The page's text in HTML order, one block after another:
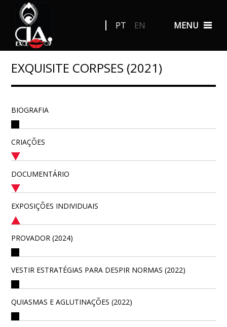
MENU
PT EN
EXQUISITE CORPSES (2021)
BIOGRAFIA
CRIAÇÕES
DOCUMENTÁRIO
EXPOSIÇÕES INDIVIDUAIS
PROVADOR (2024)
VESTIR ESTRATÉGIAS PARA DESPIR NORMAS (2022)
QUIASMAS E AGLUTINAÇÕES (2022)